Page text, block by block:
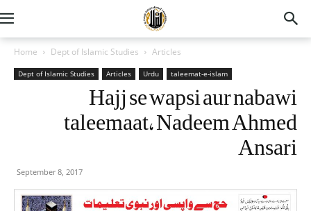
Home Dept of Islamic Studies Articles
Dept of Islamic Studies Articles Urdu taleemat-e-islam
Hajj se wapsi aur nabawi
taleemaat, Nadeem Ahmed
Ansari
September 8, 2017